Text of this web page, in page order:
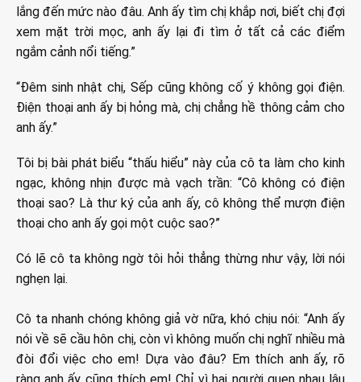
lắng đến mức nào đâu. Anh ấy tìm chị khắp nơi, biết chị đợi
xem mặt trời mọc, anh ấy lại đi tìm ở tất cả các điểm
ngắm cảnh nổi tiếng.”
“Đêm sinh nhật chị, Sếp cũng không cố ý không gọi điện.
Điện thoại anh ấy bị hỏng mà, chị chẳng hề thông cảm cho
anh ấy.”
Tôi bị bài phát biểu “thấu hiểu” này của cô ta làm cho kinh
ngạc, không nhịn được mà vạch trần: “Cô không có điện
thoại sao? Là thư ký của anh ấy, cô không thể mượn điện
thoại cho anh ấy gọi một cuộc sao?”
Có lẽ cô ta không ngờ tôi hỏi thẳng thừng như vậy, lời nói
nghẹn lại.
Cô ta nhanh chóng không giả vờ nữa, khó chịu nói: “Anh ấy
nói về sẽ cầu hôn chị, còn vì không muốn chị nghĩ nhiều mà
đòi đổi việc cho em! Dựa vào đâu? Em thích anh ấy, rõ